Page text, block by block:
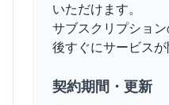
いただけます。
サブスクリプショ
後すぐにサービスが
契約期間・更新